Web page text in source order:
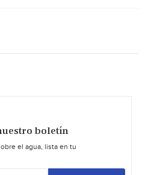
boletín
el agua, lista en tu